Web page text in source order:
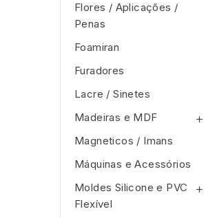
Flores / Aplicações /
Penas
Foamiran
Furadores
Lacre / Sinetes
Madeiras e MDF

Magneticos / Imans
Máquinas e Acessórios
Moldes Silicone e PVC
Flexível
